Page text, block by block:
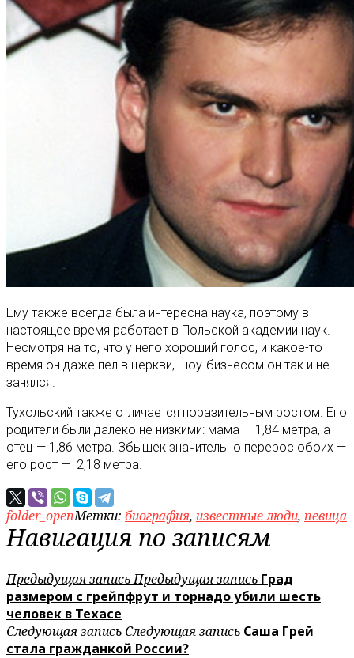
Ему также всегда была интересна наука, поэтому в
настоящее время работает в Польской академии наук.
Несмотря на то, что у него хороший голос, и какое-то
время он даже пел в церкви, шоу-бизнесом он так и не
занялся.
Тухольский также отличается поразительным ростом. Его
родители были далеко не низкими: мама — 1,84 метра, а
отец — 1,86 метра. Збышек значительно перерос обоих —
его рост — 2,18 метра.
folder_openМетки: биография, известные люди, певица
Навигация по записям
Предыдущая записьПредыдущая запись Град
размером с грейпфрут и торнадо убили шесть
человек в Техасе
Следующая запись Следующая запись Саша Грей
стала гражданкой России?